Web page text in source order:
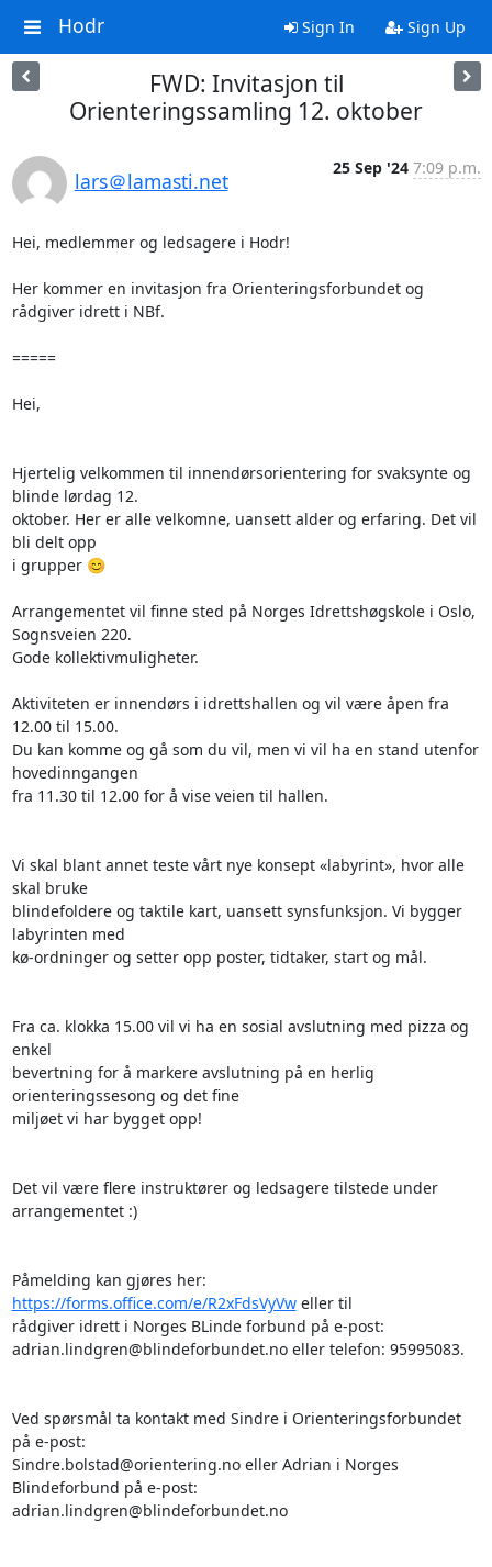
Hodr Sign In Sign Up
FWD: Invitasjon til
Orienteringssamling 12. oktober
lars＠lamasti.net
25 Sep '24 7:09 p.m.
Hei, medlemmer og ledsagere i Hodr!
Her kommer en invitasjon fra Orienteringsforbundet og
rådgiver idrett i NBf.
=====
Hei,
Hjertelig velkommen til innendørsorientering for svaksynte og
blinde lørdag 12.
oktober. Her er alle velkomne, uansett alder og erfaring. Det vil
bli delt opp
i grupper 😊
Arrangementet vil finne sted på Norges Idrettshøgskole i Oslo,
Sognsveien 220.
Gode kollektivmuligheter.
Aktiviteten er innendørs i idrettshallen og vil være åpen fra
12.00 til 15.00.
Du kan komme og gå som du vil, men vi vil ha en stand utenfor
hovedinngangen
fra 11.30 til 12.00 for å vise veien til hallen.
Vi skal blant annet teste vårt nye konsept «labyrint», hvor alle
skal bruke
blindefoldere og taktile kart, uansett synsfunksjon. Vi bygger
labyrinten med
kø-ordninger og setter opp poster, tidtaker, start og mål.
Fra ca. klokka 15.00 vil vi ha en sosial avslutning med pizza og
enkel
bevertning for å markere avslutning på en herlig
orienteringssesong og det fine
miljøet vi har bygget opp!
Det vil være flere instruktører og ledsagere tilstede under
arrangementet :)
https://forms.office.com/e/R2xFdsVyVw eller til
rådgiver idrett i Norges BLinde forbund på e-post:
adrian.lindgren@blindeforbundet.no eller telefon: 95995083.
Ved spørsmål ta kontakt med Sindre i Orienteringsforbundet
på e-post:
Sindre.bolstad@orientering.no eller Adrian i Norges
Blindeforbund på e-post:
adrian.lindgren@blindeforbundet.no